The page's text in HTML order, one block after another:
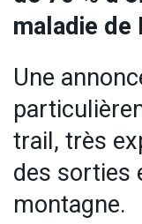
maladie de
Une
trail, très
des sorties
montagne.